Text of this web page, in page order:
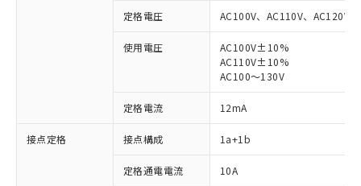
定格電圧 AC100V、AC110V、AC120V
使用電圧
AC100V±10%
AC110V±10%
AC100～130V
定格電流 12mA
接点定格 接点構成 1a+1b
定格通電電流 10A
対応済み：EU RoHS指令（10物質）の
非含有に対応した製品が提供可能な商品で